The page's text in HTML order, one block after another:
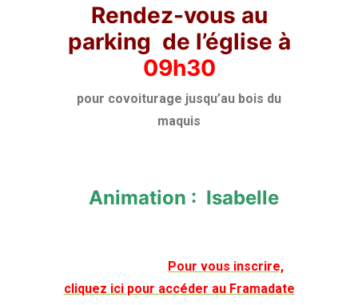
Rendez-vous au
parking de l’église à
09h30
pour covoiturage jusqu’au bois du
maquis
Animation : Isabelle
Pour vous inscrire,
cliquez ici pour accéder au Framadate